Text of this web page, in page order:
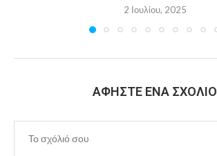
2 Ιουλίου, 2025
ΑΦΉΣΤΕ ΈΝΑ ΣΧΌΛΙΟ